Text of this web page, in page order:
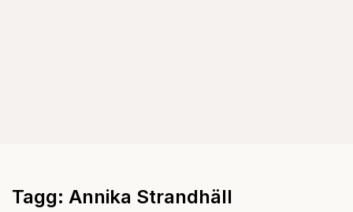
Tagg: Annika Strandhäll